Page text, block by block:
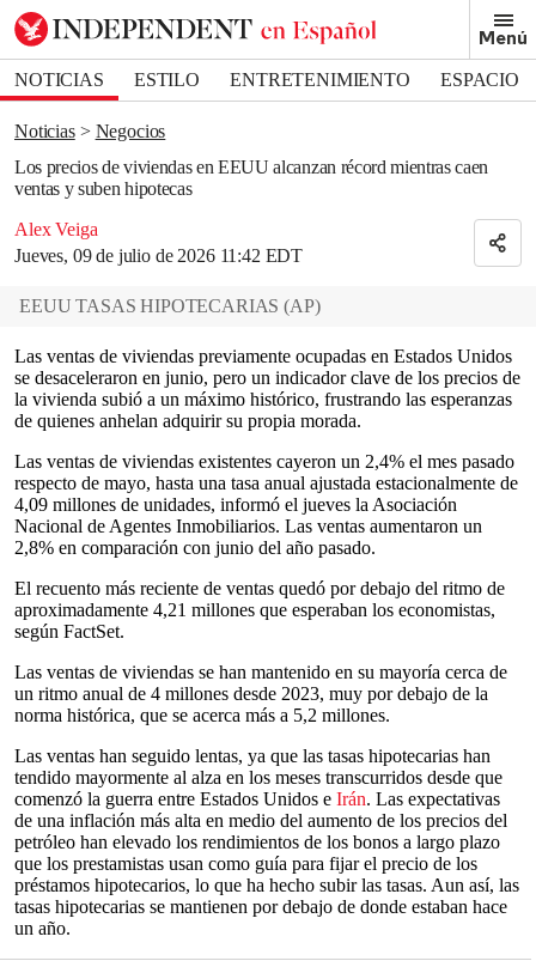
Menú
NOTICIAS ESTILO ENTRETENIMIENTO
ESPACIO
DEPORTES
Noticias
Negocios
Los precios de viviendas en EEUU alcanzan récord mientras caen
ventas y suben hipotecas
Alex Veiga
Jueves, 09 de julio de 2026 11:42 EDT
Bookmark popover
Removed from bookmarks
Close popover
EEUU TASAS HIPOTECARIAS (AP)
Las ventas de viviendas previamente ocupadas en Estados Unidos
se desaceleraron en junio, pero un indicador clave de los precios de
la vivienda subió a un máximo histórico, frustrando las esperanzas
de quienes anhelan adquirir su propia morada.
Las ventas de viviendas existentes cayeron un 2,4% el mes pasado
respecto de mayo, hasta una tasa anual ajustada estacionalmente de
4,09 millones de unidades, informó el jueves la Asociación
Nacional de Agentes Inmobiliarios. Las ventas aumentaron un
2,8% en comparación con junio del año pasado.
El recuento más reciente de ventas quedó por debajo del ritmo de
aproximadamente 4,21 millones que esperaban los economistas,
según FactSet.
Las ventas de viviendas se han mantenido en su mayoría cerca de
un ritmo anual de 4 millones desde 2023, muy por debajo de la
norma histórica, que se acerca más a 5,2 millones.
Las ventas han seguido lentas, ya que las tasas hipotecarias han
tendido mayormente al alza en los meses transcurridos desde que
comenzó la guerra entre Estados Unidos e Irán. Las expectativas
de una inflación más alta en medio del aumento de los precios del
petróleo han elevado los rendimientos de los bonos a largo plazo
que los prestamistas usan como guía para fijar el precio de los
préstamos hipotecarios, lo que ha hecho subir las tasas. Aun así, las
tasas hipotecarias se mantienen por debajo de donde estaban hace
un año.